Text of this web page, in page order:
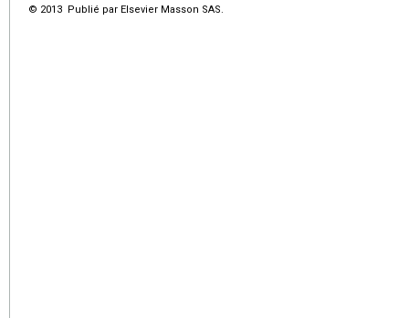
© 2013 Publié par Elsevier Masson SAS.